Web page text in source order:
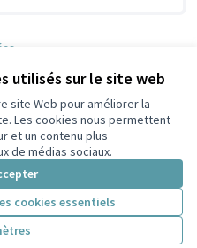
utilisés sur le site web
site Web pour améliorer la
Les cookies nous permettent
et un contenu plus
de médias sociaux.
cookies essentiels
Instagram
sur YouTube
.
Licence
(Lien